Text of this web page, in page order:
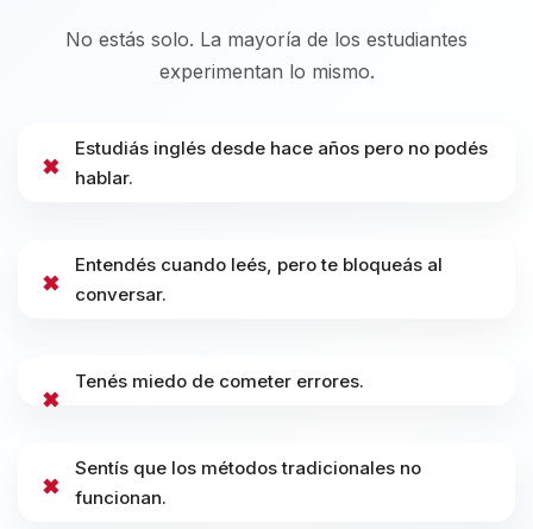
No estás solo. La mayoría de los estudiantes
experimentan lo mismo.
✖
Estudiás inglés desde hace años pero no podés
hablar.
✖
Entendés cuando leés, pero te bloqueás al
conversar.
✖
Tenés miedo de cometer errores.
✖
Sentís que los métodos tradicionales no
funcionan.